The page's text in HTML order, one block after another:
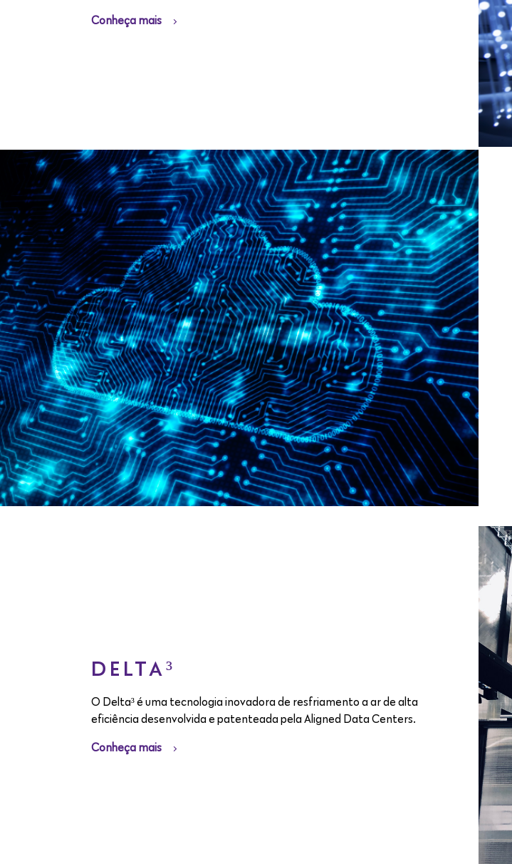
Conheça mais
DELTA³
O Delta³ é uma tecnologia inovadora de resfriamento a ar de alta
eficiência desenvolvida e patenteada pela Aligned Data Centers.
Conheça mais